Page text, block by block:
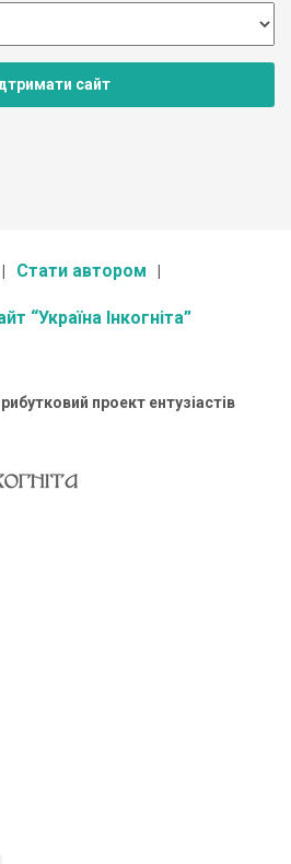
сайт
Стати автором
“Україна Інкогніта”
проект ентузіастів